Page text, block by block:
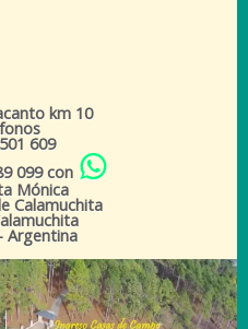
km 10
609
099 con
Mónica
Calamuchita
Argentina